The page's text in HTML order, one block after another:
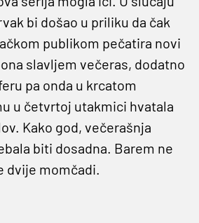
bi došao u priliku da čak
publikom pečatira novi
slavljem večeras, dodatno
pa onda u krcatom
u četvrtoj utakmici hvatala
Kako god, večerašnja
biti dosadna. Barem ne
dvije momčadi.